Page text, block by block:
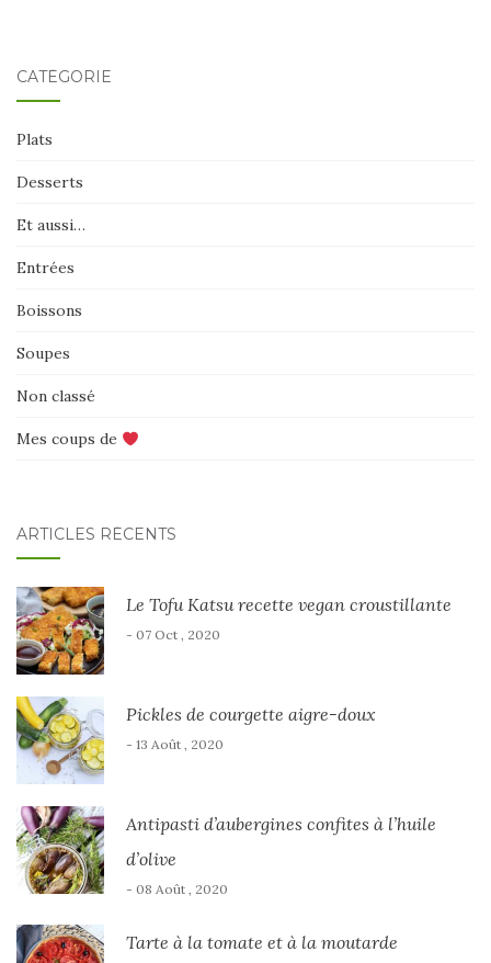
CATÉGORIE
Plats
Desserts
Et aussi…
Entrées
Boissons
Soupes
Non classé
Mes coups de
ARTICLES RÉCENTS
Le Tofu Katsu recette vegan croustillante
- 07 Oct , 2020
Pickles de courgette aigre-doux
- 13 Août , 2020
Antipasti d’aubergines confites à l’huile
d’olive
- 08 Août , 2020
Tarte à la tomate et à la moutarde